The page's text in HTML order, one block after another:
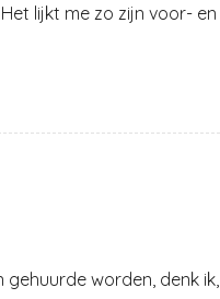
Het lijkt me zo zijn voor- en
gehuurde worden, denk ik,